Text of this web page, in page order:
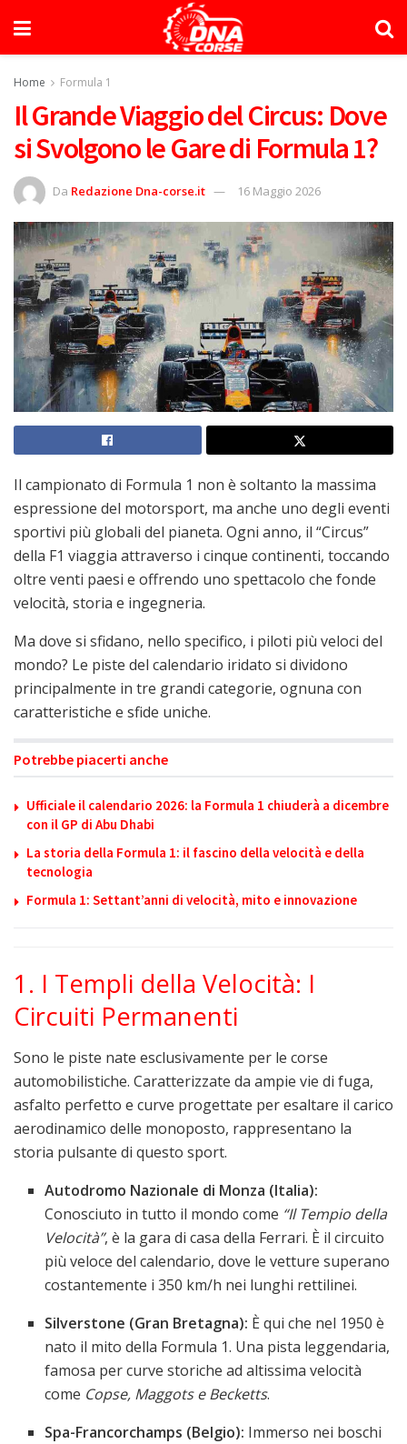
Home Formula 1
Il Grande Viaggio del Circus: Dove
si Svolgono le Gare di Formula 1?
Da Redazione Dna-corse.it 16 Maggio 2026
Il campionato di Formula 1 non è soltanto la massima
espressione del motorsport, ma anche uno degli eventi
sportivi più globali del pianeta. Ogni anno, il “Circus”
della F1 viaggia attraverso i cinque continenti, toccando
oltre venti paesi e offrendo uno spettacolo che fonde
velocità, storia e ingegneria.
Ma dove si sfidano, nello specifico, i piloti più veloci del
mondo? Le piste del calendario iridato si dividono
principalmente in tre grandi categorie, ognuna con
caratteristiche e sfide uniche.
Potrebbe piacerti anche
Ufficiale il calendario 2026: la Formula 1 chiuderà a dicembre
con il GP di Abu Dhabi
La storia della Formula 1: il fascino della velocità e della
tecnologia
Formula 1: Settant’anni di velocità, mito e innovazione
1. I Templi della Velocità: I
Circuiti Permanenti
Sono le piste nate esclusivamente per le corse
automobilistiche. Caratterizzate da ampie vie di fuga,
asfalto perfetto e curve progettate per esaltare il carico
aerodinamico delle monoposto, rappresentano la
storia pulsante di questo sport.
Autodromo Nazionale di Monza (Italia):
Conosciuto in tutto il mondo come “Il Tempio della
Velocità”, è la gara di casa della Ferrari. È il circuito
più veloce del calendario, dove le vetture superano
costantemente i 350 km/h nei lunghi rettilinei.
Silverstone (Gran Bretagna): È qui che nel 1950 è
nato il mito della Formula 1. Una pista leggendaria,
famosa per curve storiche ad altissima velocità
come Copse, Maggots e Becketts.
Spa-Francorchamps (Belgio): Immerso nei boschi